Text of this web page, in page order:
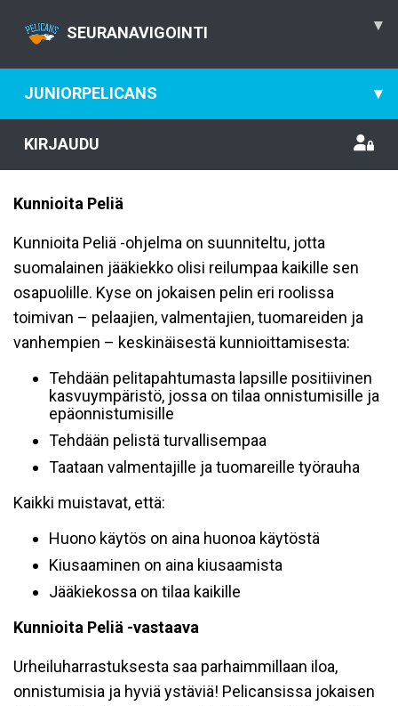
SEURANAVIGOINTI ▾
JUNIORPELICANS ▾
KIRJAUDU
Kunnioita Peliä
Kunnioita Peliä -ohjelma on suunniteltu, jotta
suomalainen jääkiekko olisi reilumpaa kaikille sen
osapuolille. Kyse on jokaisen pelin eri roolissa
toimivan – pelaajien, valmentajien, tuomareiden ja
vanhempien – keskinäisestä kunnioittamisesta:
Tehdään pelitapahtumasta lapsille positiivinen
kasvuympäristö, jossa on tilaa onnistumisille ja
epäonnistumisille
Tehdään pelistä turvallisempaa
Taataan valmentajille ja tuomareille työrauha
Kaikki muistavat, että:
Huono käytös on aina huonoa käytöstä
Kiusaaminen on aina kiusaamista
Jääkiekossa on tilaa kaikille
Kunnioita Peliä -vastaava
Urheiluharrastuksesta saa parhaimmillaan iloa,
onnistumisia ja hyviä ystäviä! Pelicansissa jokaisen